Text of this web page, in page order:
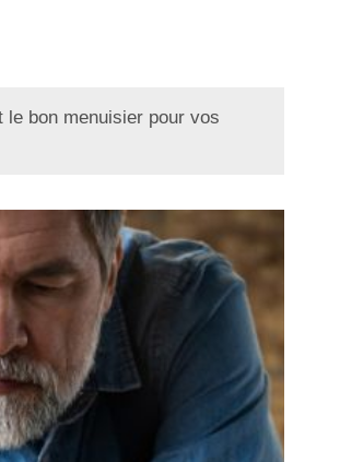
le bon menuisier pour vos